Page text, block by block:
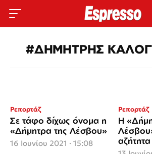
#ΔΗΜΗΤΡΗΣ
Ρεπορτάζ
Σε τάφο δίχως όνομα η
«Δήμητρα της Λέσβου»
16 Ιουνίου 2021 · 15:08
Ρεπορτάζ
Η